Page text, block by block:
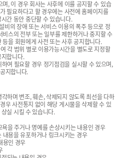
, 이 경우 회사는 사후에 이를 공지할 수 있습
필요하다고 할 경우에는 사전에 홈페이지를
간 동안 중단할 수 있습니다.
의 장애 또는 서비스 이용의 폭주 등으로 정
스의 전부 또는 일부를 제한하거나 중지할 수
을 회원에게 사전 또는 사후 공지합니다.
각 범위 별로 이용가능시간을 별도로 지정할
합니다.
여 필요할 경우 정기점검을 실시할 수 있으며,
지합니다.
하며 변조, 훼손, 삭제되지 않도록 최선을 다하
우 사전통지 없이 해당 게시물을 삭제할 수 있
실 시킬 수 있습니다.
을 주거나 명예를 손상시키는 내용인 경우
용을 유포하거나 링크시키는 경우
용인 경우